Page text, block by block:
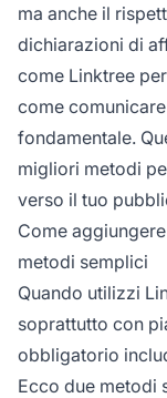
ma anche il
dichiarazioni di
come Linktree per
come
fondamentale.
migliori metodi
verso il tuo
Come
metodi semplici
Quando utilizzi
soprattutto con
obbligatorio
Ecco due metodi